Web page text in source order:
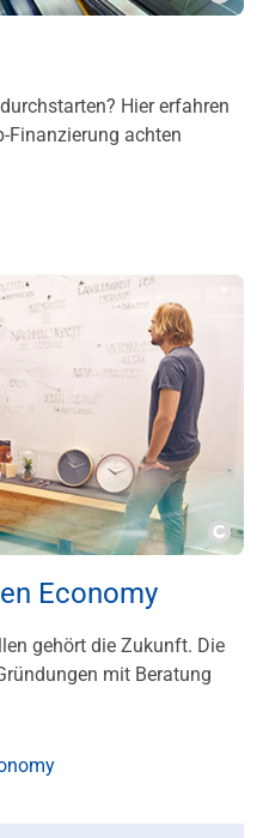
Hier erfahren
Finanzierung achten
Economy
gehört die Zukunft. Die
mit Beratung